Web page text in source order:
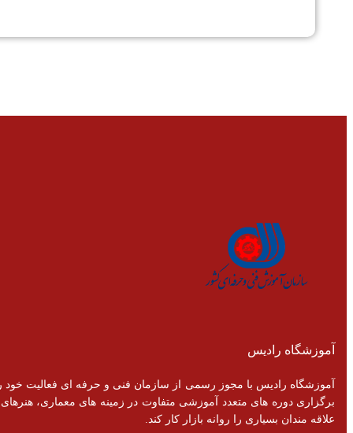
آموزشگاه رادیس
برگزاری دوره های متعدد آموزشی متفاوت در زمینه های معماری، هنرهای
علاقه مندان بسیاری را روانه بازار کار کند.